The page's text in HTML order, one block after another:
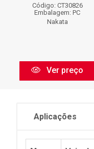
Código: CT30826
Embalagem: PC
Nakata
Ver preço
Aplicações